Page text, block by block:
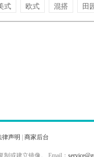
式 欧式 混搭 田
律声明 商家后台
或建立镜像。 Email：